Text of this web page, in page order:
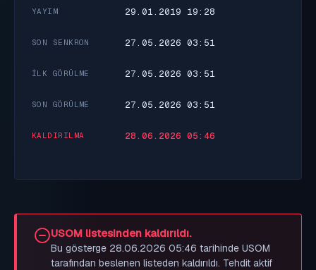
YAYIM 29.01.2019 19:28
SON SENKRON 27.05.2026 03:51
İLK GÖRÜLME 27.05.2026 03:51
SON GÖRÜLME 27.05.2026 03:51
KALDIRILMA 28.06.2026 05:46
USOM listesinden kaldırıldı.
Bu gösterge 28.06.2026 05:46 tarihinde USOM
tarafından beslenen listeden kaldırıldı. Tehdit aktif